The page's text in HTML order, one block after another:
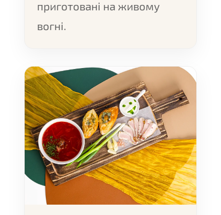
приготовані на живому
вогні.